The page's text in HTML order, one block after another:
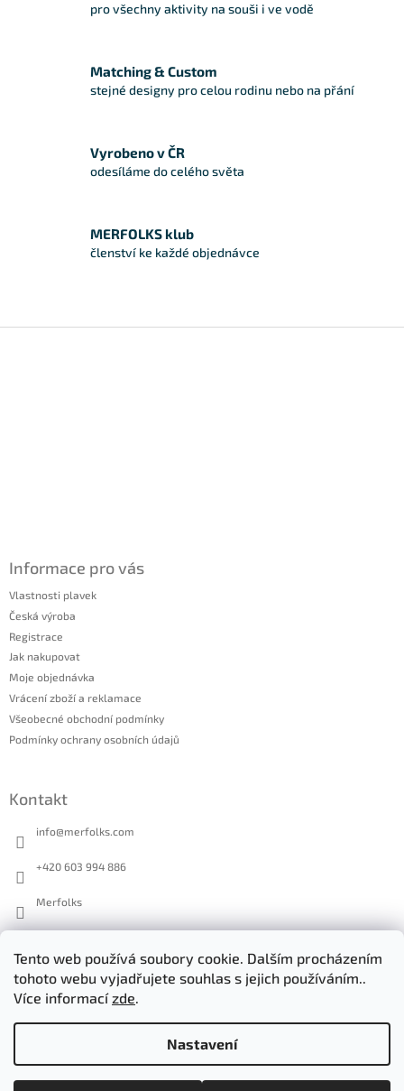
Tento web používá soubory cookie. Dalším procházením
tohoto webu vyjadřujete souhlas s jejich používáním..
Více informacízde.
Nastavení
pro všechny aktivity na souši i ve vodě
Matching & Custom
stejné designy pro celou rodinu nebo na přání
Vyrobeno v ČR
odesíláme do celého světa
MERFOLKS klub
členství ke každé objednávce
Informace pro vás
Vlastnosti plavek
Česká výroba
Registrace
Jak nakupovat
Moje objednávka
Vrácení zboží a reklamace
Všeobecné obchodní podmínky
Podmínky ochrany osobních údajů
Kontakt
info@merfolks.com
+420 603 994 886
Merfolks